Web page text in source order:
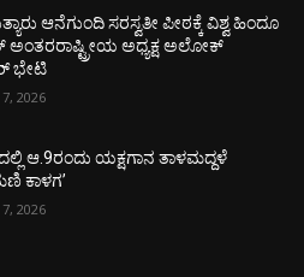
ಆನೆಗುಂದಿ ಸರಸ್ವತೀ ಪೀಠಕ್ಕೆ ವಿಶ್ವ ಹಿಂದೂ
ಅಧ್ಯಕ್ಷ ಅಲೋಕ್
ಭೇಟಿ
2026
ಆ.9ರಂದು ಯಕ್ಷಗಾನ ತಾಳಮದ್ದಳೆ
ಕಾಳಗ’
2026